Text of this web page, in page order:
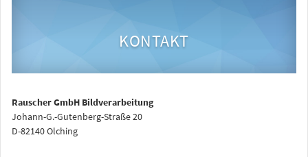
KONTAKT
Rauscher GmbH Bildverarbeitung
Johann-G.-Gutenberg-Straße 20
D-82140 Olching